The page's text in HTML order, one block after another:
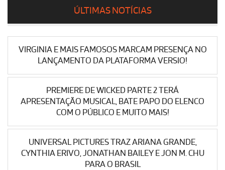
ÚLTIMAS NOTÍCIAS
VIRGINIA E MAIS FAMOSOS MARCAM PRESENÇA NO
LANÇAMENTO DA PLATAFORMA VERSIO!
PREMIERE DE WICKED PARTE 2 TERÁ
APRESENTAÇÃO MUSICAL, BATE PAPO DO ELENCO
COM O PÚBLICO E MUITO MAIS!
UNIVERSAL PICTURES TRAZ ARIANA GRANDE,
CYNTHIA ERIVO, JONATHAN BAILEY E JON M. CHU
PARA O BRASIL